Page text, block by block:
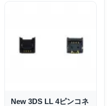
New 3DS LL 4ピンコネ